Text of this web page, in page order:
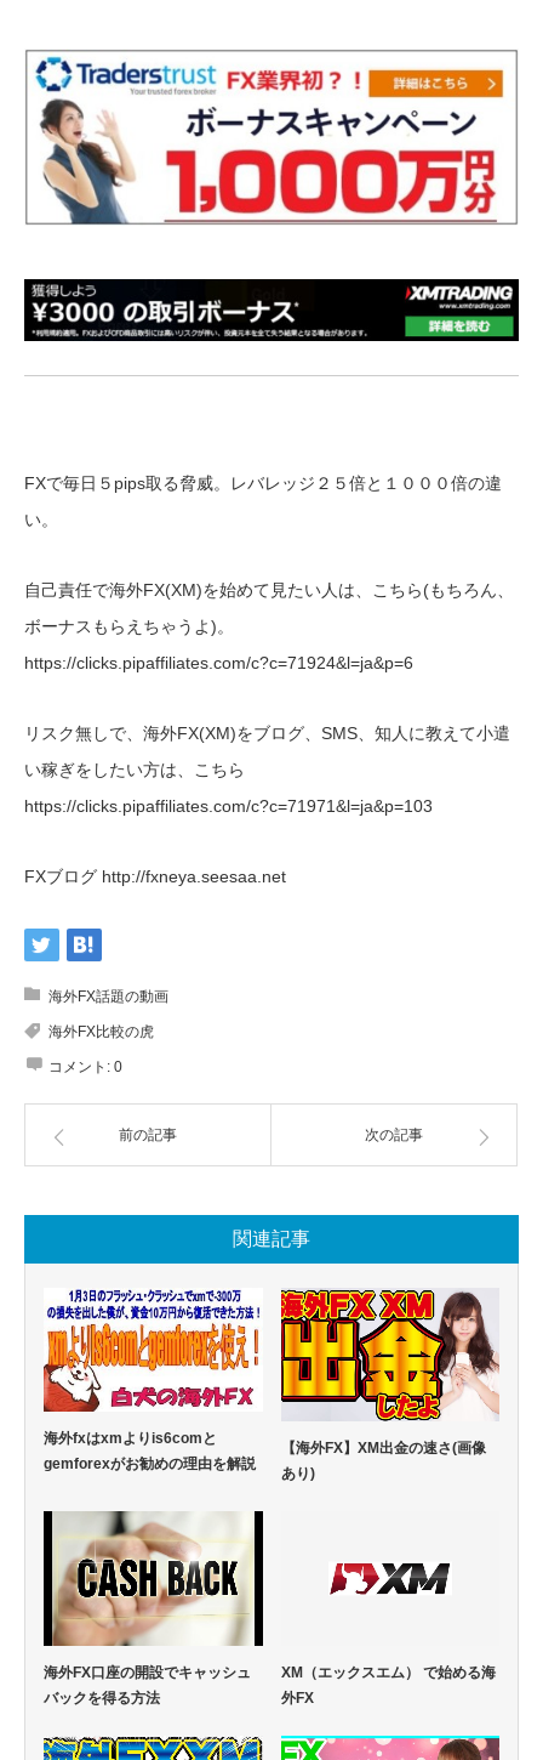
FXで毎日５pips取る脅威。レバレッジ２５倍と１０００倍の違
い。
自己責任で海外FX(XM)を始めて見たい人は、こちら(もちろん、
ボーナスもらえちゃうよ)。
https://clicks.pipaffiliates.com/c?c=71924&l=ja&p=6
リスク無しで、海外FX(XM)をブログ、SMS、知人に教えて小遣
い稼ぎをしたい方は、こちら
https://clicks.pipaffiliates.com/c?c=71971&l=ja&p=103
FXブログ http://fxneya.seesaa.net
海外FX話題の動画
海外FX比較の虎
コメント: 0
前の記事 次の記事
関連記事
海外fxはxmよりis6comと
gemforexがお勧めの理由を解説
【海外FX】XM出金の速さ(画像
あり)
海外FX口座の開設でキャッシュ
バックを得る方法
XM（エックスエム） で始める海
外FX